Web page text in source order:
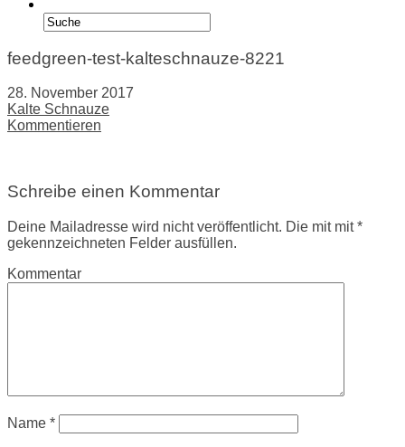
feedgreen-test-kalteschnauze-8221
28. November 2017
Kalte Schnauze
Kommentieren
Schreibe einen Kommentar
Deine Mailadresse wird nicht veröffentlicht. Die mit mit *
gekennzeichneten Felder ausfüllen.
Kommentar
Name *